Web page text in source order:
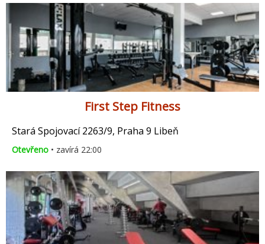
First Step Fitness
Stará Spojovací 2263/9, Praha 9 Libeň
Otevřeno • zavírá 22:00